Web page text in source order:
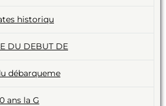
historiqu
DU DEBUT DE
débarqueme
ans la G